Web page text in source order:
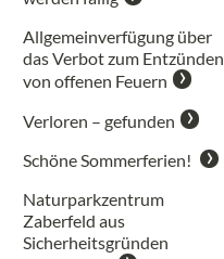
Allgemeinverfügung über
das Verbot zum Entzünden
von offenen Feuern
Verloren – gefunden
Schöne Sommerferien!
Naturparkzentrum
Zaberfeld aus
Sicherheitsgründen